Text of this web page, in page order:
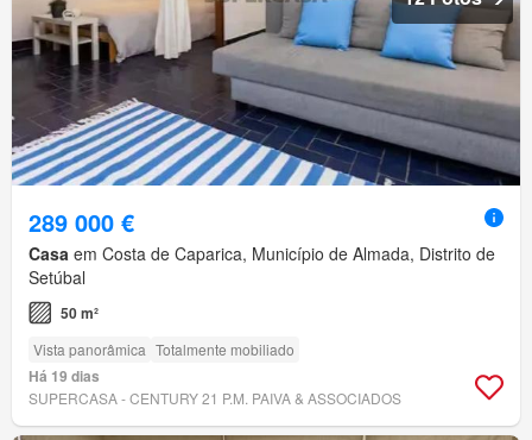
289 000 €
Casa em Costa de Caparica, Município de Almada, Distrito de
Setúbal
50 m²
Vista panorâmica Totalmente mobiliado
Há 19 dias
SUPERCASA - CENTURY 21 P.M. PAIVA & ASSOCIADOS